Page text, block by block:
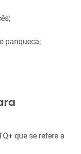
panqueca;
que se refere a